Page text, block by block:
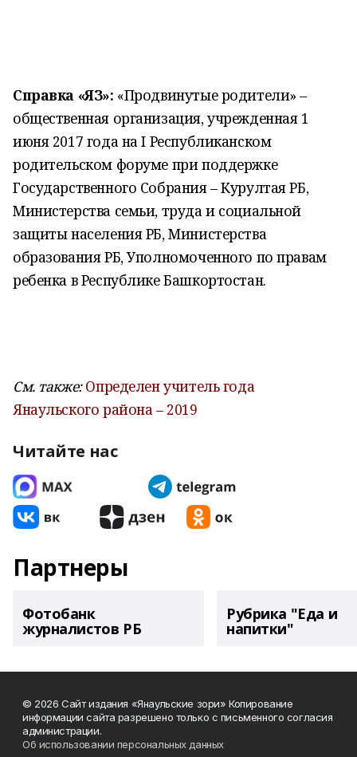
Справка «ЯЗ»: «Продвинутые родители» –
общественная организация, учрежденная 1
июня 2017 года на I Республиканском
родительском форуме при поддержке
Государственного Собрания – Курултая РБ,
Министерства семьи, труда и социальной
защиты населения РБ, Министерства
образования РБ, Уполномоченного по правам
ребенка в Республике Башкортостан.
См. также: Определен учитель года
Янаульского района – 2019
Читайте нас
Партнеры
Фотобанк
журналистов РБ
Рубрика "Еда и
напитки"
© 2026 Сайт издания «Янаульские зори» Копирование
информации сайта разрешено только с письменного согласия
администрации.
Об использовании персональных данных